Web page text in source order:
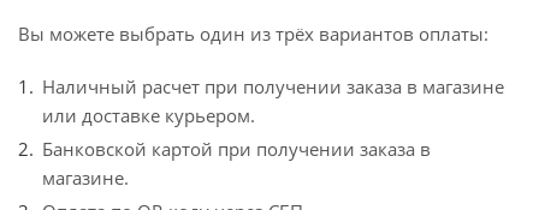
Вы можете выбрать один из трёх вариантов оплаты:
Наличный расчет при получении заказа в магазине
или доставке курьером.
Банковской картой при получении заказа в
магазине.